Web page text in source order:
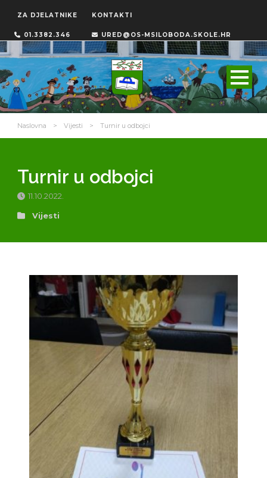
ZA DJELATNIKE KONTAKTI
01.3382.346 URED@OS-MSILOBODA.SKOLE.HR
Naslovna > Vijesti > Turnir u odbojci
Turnir u odbojci
11.10.2022.
Vijesti